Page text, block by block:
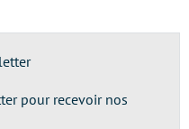
pour recevoir nos